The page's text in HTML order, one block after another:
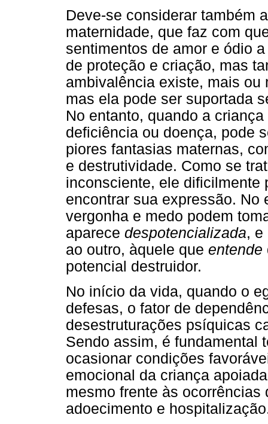
Deve-se considerar também
maternidade, que faz com
sentimentos de amor e ódio
de proteção e criação, mas
ambivalência existe, mais ou
mas ela pode ser suportada
No entanto, quando a
deficiência ou doença, pode
piores fantasias maternas,
e destrutividade. Como se
inconsciente, ele dificilmente
encontrar sua expressão. No
vergonha e medo podem
aparece despotencializada, e
ao outro, àquele que entende
potencial destruidor.
No início da vida, quando o
defesas, o fator de
desestruturações psíquicas
Sendo assim, é fundamental
ocasionar condições
emocional da criança
mesmo frente às
adoecimento e